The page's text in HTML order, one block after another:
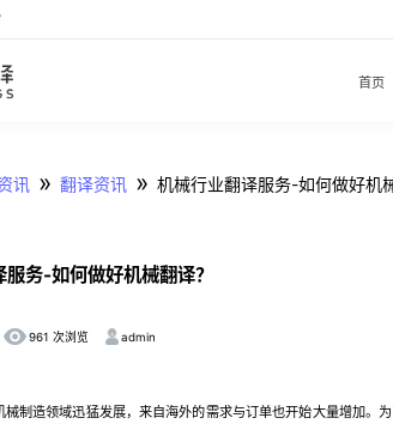
首页
讯 » 翻译资讯 » 机械行业翻译服务-如何做好机
务-如何做好机械翻译？
961 次浏览 admin
造领域迅猛发展，来自海外的需求与订单也开始大量增加。